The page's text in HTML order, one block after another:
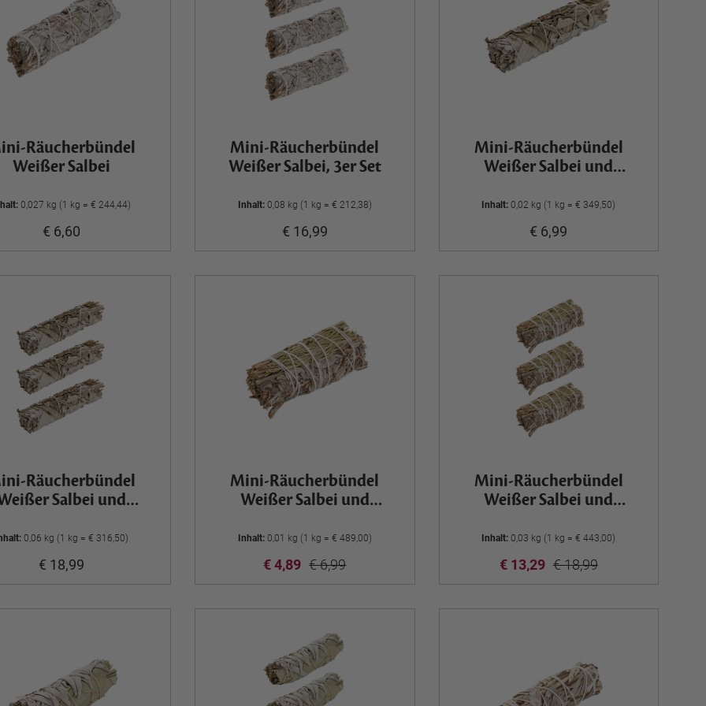
Räucherbündel
Weißer Salbei
0,027 kg (1 kg = € 244,44)
€ 6,60
Mini-Räucherbündel
Weißer Salbei, 3er Set
Inhalt: 0,08 kg (1 kg = € 212,38)
€ 16,99
Mini-Räucherbündel
Weißer Salbei und
Inhalt:0,02 kg (1 kg = € 349,50)
€ 6,99
Räucherbündel
Salbei und
0,06 kg (1 kg = € 316,50)
€ 18,99
Mini-Räucherbündel
Weißer Salbei und
Inhalt: 0,01 kg (1 kg = € 489,00)
€ 4,89 € 6,99
Mini-Räucherbündel
Weißer Salbei und
Inhalt:0,03 kg (1 kg = € 443,00)
€ 13,29 € 18,99